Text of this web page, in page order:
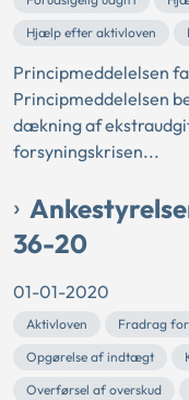
Hjælp efter aktivloven
Principmeddelelsen
Principmeddelelsen
dækning af
forsyningskrisen...
36-20
01-01-2020
Aktivloven Fradrag
Opgørelse af indtægt
Overførsel af overskud